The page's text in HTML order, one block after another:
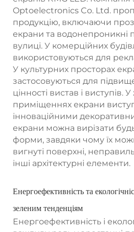
Optoelectronics Co. Ltd.
продукцію, включаючи
екрани та водонепроникні
вулиці. У комерційних
використовуються для
У культурних просторах
застосовуються для
цінності вистав і виступів.
приміщеннях екрани
інноваційними
екрани можна вирізати
форми, завдяки чому їх
вигнуті поверхні,
інші архітектурні елементи.
Енергоефективність та
зеленим тенденціям
Енергоефективність і